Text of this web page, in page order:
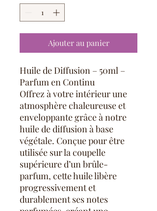
Ajouter au panier
Huile de Diffusion – 50ml –
Parfum en Continu
Offrez à votre intérieur une
atmosphère chaleureuse et
enveloppante grâce à notre
huile de diffusion à base
végétale. Conçue pour être
utilisée sur la coupelle
supérieure d’un brûle-
parfum, cette huile libère
progressivement et
durablement ses notes